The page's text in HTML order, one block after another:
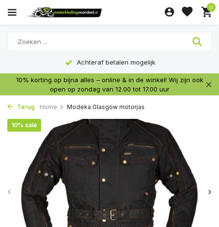
0
Achteraf betalen mogelijk
10% korting op bijna alles – online & in de winkel! Wij zijn ook
open op zondag van 12.00 tot 17.00 uur
Terug Home Modeka Glasgow motorjas
10% sale